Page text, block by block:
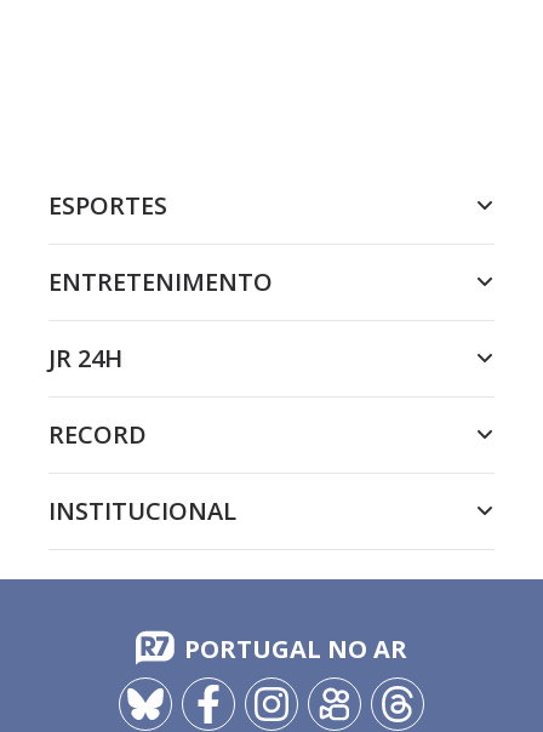
ESPORTES
ENTRETENIMENTO
JR 24H
RECORD
INSTITUCIONAL
PORTUGAL NO AR